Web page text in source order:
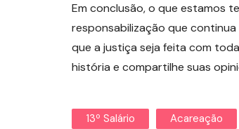
Em conclusão, o que estamos
responsabilização que
que a justiça seja feita com
história e compartilhe suas
13º Salário Acareação